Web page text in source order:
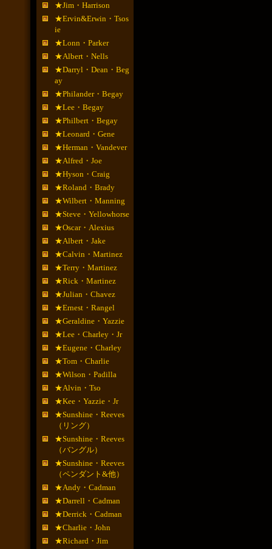
★Jim・Harrison
★Ervin&Erwin・Tsos
ie
★Lonn・Parker
★Albert・Nells
★Darryl・Dean・Beg
ay
★Philander・Begay
★Lee・Begay
★Philbert・Begay
★Leonard・Gene
★Herman・Vandever
★Alfred・Joe
★Hyson・Craig
★Roland・Brady
★Wilbert・Manning
★Steve・Yellowhorse
★Oscar・Alexius
★Albert・Jake
★Calvin・Martinez
★Terry・Martinez
★Rick・Martinez
★Julian・Chavez
★Ernest・Rangel
★Geraldine・Yazzie
★Lee・Charley・Jr
★Eugene・Charley
★Tom・Charlie
★Wilson・Padilla
★Alvin・Tso
★Kee・Yazzie・Jr
★Sunshine・Reeves
（リング）
★Sunshine・Reeves
（バングル）
★Sunshine・Reeves
（ペンダント&他）
★Andy・Cadman
★Darrell・Cadman
★Derrick・Cadman
★Charlie・John
★Richard・Jim